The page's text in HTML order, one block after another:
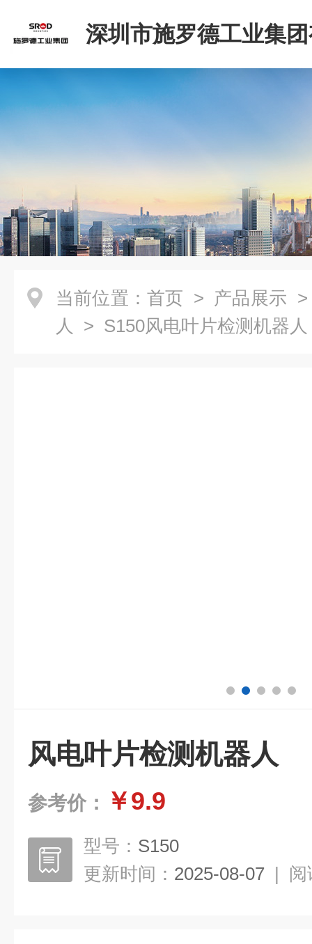
深圳市施罗德工业集
司
当前位置： 首页 > 产品展示
人
> S150风电叶片检测机器人
风电叶片检测机器人
参考价： ￥9.9
型号： S150
更新时间： 2025-08-07 | 阅